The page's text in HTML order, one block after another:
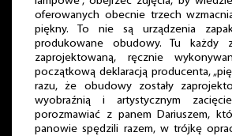
oferowanych obecnie trzech
piękny. To nie są urządzenia
produkowane obudowy. Tu każdy
zaprojektowaną, ręcznie
początkową deklaracją producenta,
razu, że obudowy zostały
wyobraźnią i artystycznym
porozmawiać z panem Dariuszem,
panowie spędzili razem, w trójkę